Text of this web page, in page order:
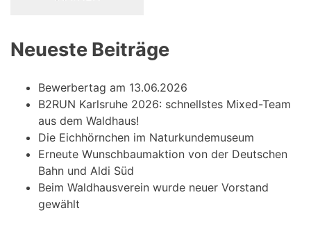
Neueste Beiträge
Bewerbertag am 13.06.2026
B2RUN Karlsruhe 2026: schnellstes Mixed-Team
aus dem Waldhaus!
Die Eichhörnchen im Naturkundemuseum
Erneute Wunschbaumaktion von der Deutschen
Bahn und Aldi Süd
Beim Waldhausverein wurde neuer Vorstand
gewählt